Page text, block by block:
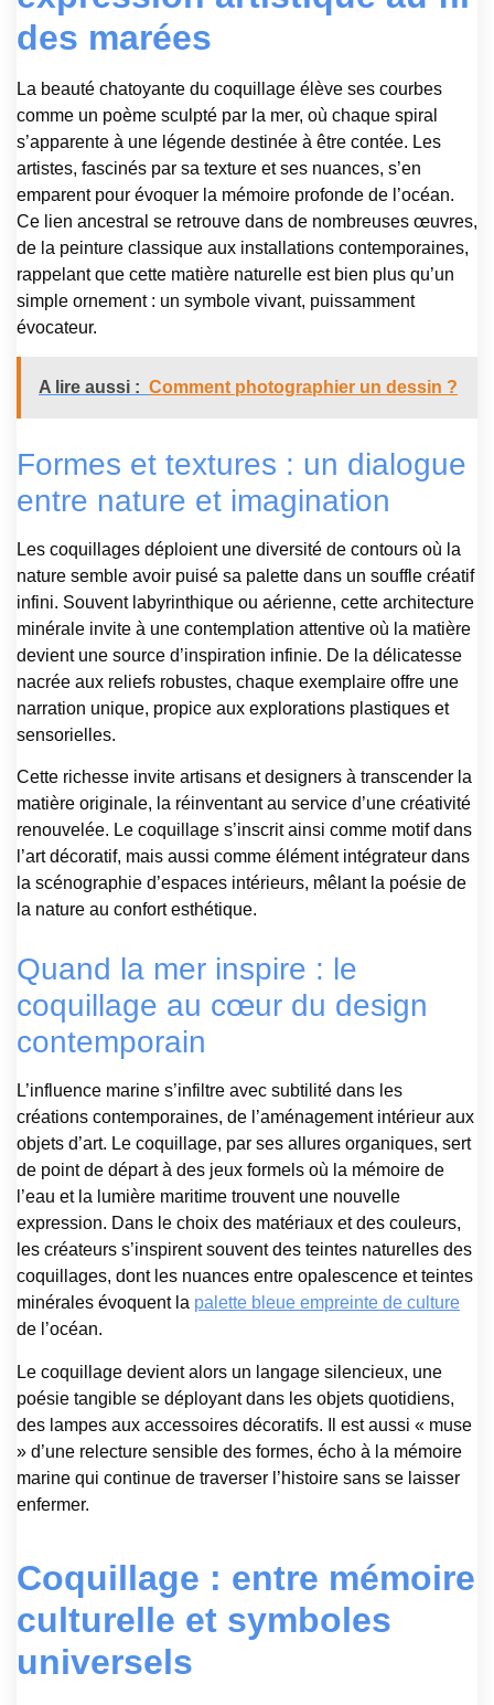
des marées
La beauté chatoyante du coquillage élève ses courbes
comme un poème sculpté par la mer, où chaque spiral
s’apparente à une légende destinée à être contée. Les
artistes, fascinés par sa texture et ses nuances, s’en
emparent pour évoquer la mémoire profonde de l’océan.
Ce lien ancestral se retrouve dans de nombreuses œuvres,
de la peinture classique aux installations contemporaines,
rappelant que cette matière naturelle est bien plus qu’un
simple ornement : un symbole vivant, puissamment
évocateur.
A lire aussi : Comment photographier un dessin ?
Formes et textures : un dialogue
entre nature et imagination
Les coquillages déploient une diversité de contours où la
nature semble avoir puisé sa palette dans un souffle créatif
infini. Souvent labyrinthique ou aérienne, cette architecture
minérale invite à une contemplation attentive où la matière
devient une source d’inspiration infinie. De la délicatesse
nacrée aux reliefs robustes, chaque exemplaire offre une
narration unique, propice aux explorations plastiques et
sensorielles.
Cette richesse invite artisans et designers à transcender la
matière originale, la réinventant au service d’une créativité
renouvelée. Le coquillage s’inscrit ainsi comme motif dans
l’art décoratif, mais aussi comme élément intégrateur dans
la scénographie d’espaces intérieurs, mêlant la poésie de
la nature au confort esthétique.
Quand la mer inspire : le
coquillage au cœur du design
contemporain
L’influence marine s’infiltre avec subtilité dans les
créations contemporaines, de l’aménagement intérieur aux
objets d’art. Le coquillage, par ses allures organiques, sert
de point de départ à des jeux formels où la mémoire de
l’eau et la lumière maritime trouvent une nouvelle
expression. Dans le choix des matériaux et des couleurs,
les créateurs s’inspirent souvent des teintes naturelles des
coquillages, dont les nuances entre opalescence et teintes
minérales évoquent la palette bleue empreinte de culture
de l’océan.
Le coquillage devient alors un langage silencieux, une
poésie tangible se déployant dans les objets quotidiens,
des lampes aux accessoires décoratifs. Il est aussi « muse
» d’une relecture sensible des formes, écho à la mémoire
marine qui continue de traverser l’histoire sans se laisser
enfermer.
Coquillage : entre mémoire
culturelle et symboles
universels